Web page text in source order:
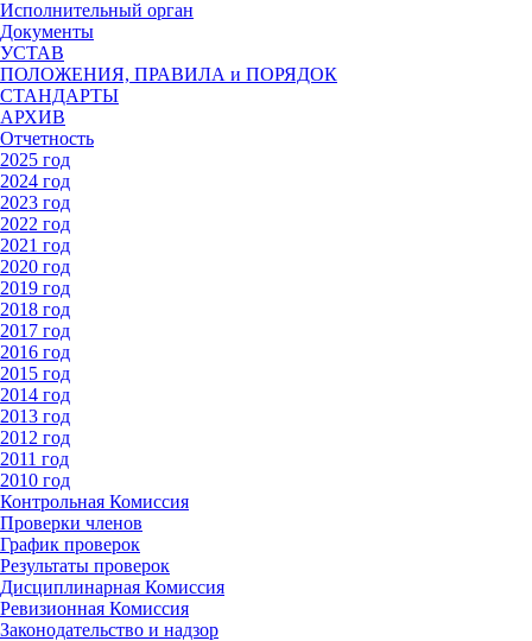
Исполнительный орган
Документы
УСТАВ
ПОЛОЖЕНИЯ, ПРАВИЛА и ПОРЯДОК
СТАНДАРТЫ
АРХИВ
Отчетность
2025 год
2024 год
2023 год
2022 год
2021 год
2020 год
2019 год
2018 год
2017 год
2016 год
2015 год
2014 год
2013 год
2012 год
2011 год
2010 год
Контрольная Комиссия
Проверки членов
График проверок
Результаты проверок
Дисциплинарная Комиссия
Ревизионная Комиссия
Законодательство и надзор